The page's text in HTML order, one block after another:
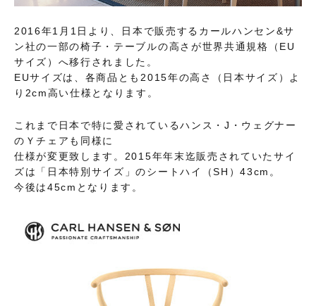
2016年1月1日より、日本で販売するカールハンセン&サ
ン社の一部の椅子・テーブルの高さが世界共通規格（EU
サイズ）へ移行されました。
EUサイズは、各商品とも2015年の高さ（日本サイズ）よ
り2cm高い仕様となります。
これまで日本で特に愛されているハンス・J・ウェグナー
のＹチェアも同様に
仕様が変更致します。2015年年末迄販売されていたサイ
ズは「日本特別サイズ」のシートハイ（SH）43cm。
今後は45cmとなります。